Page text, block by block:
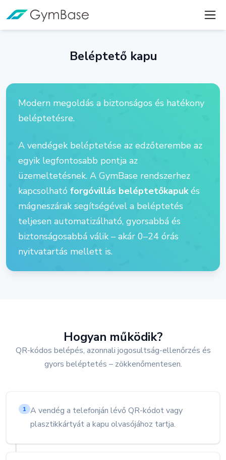
Beléptető kapu
Modern megoldás a biztonságos és hatékony
beléptetésre.
A vendégek beléptetése az edzőterembe az
egyik legfontosabb pontja az
üzemeltetésnek. A GymBase rendszerhez
kapcsolható forgóvillás beléptetőkapukés
mágneszárak segítségével a beléptetés
teljesen automatizálható, gyorsabbá és
biztonságosabbá válik – akár 0–24 órás
nyitvatartás mellett is.
Hogyan működik?
QR-kódos belépés, azonnali jogosultság-ellenőrzés és
gyors beléptetés – zökkenőmentesen.
1 A vendég a telefonján lévő QR-kódot vagy
plasztikkártyát a kapu olvasójához tartja.